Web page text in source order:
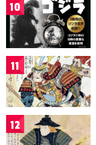
10
11
12